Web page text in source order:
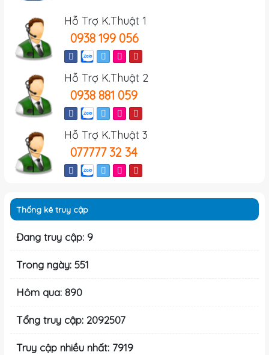
Hỗ Trợ K.Thuật 1
0938 199 056
Hỗ Trợ K.Thuật 2
0938 881 059
Hỗ Trợ K.Thuật 3
077777 32 34
Thống kê truy cập
Đang truy cập: 9
Trong ngày: 551
Hôm qua: 890
Tổng truy cập: 2092507
Truy cập nhiều nhất: 7919